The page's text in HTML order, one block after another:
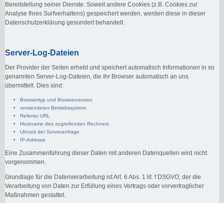
Bereitstellung seiner Dienste. Soweit andere Cookies (z.B. Cookies zur
Analyse Ihres Surfverhaltens) gespeichert werden, werden diese in dieser
Datenschutzerklärung gesondert behandelt.
Server-Log-Dateien
Der Provider der Seiten erhebt und speichert automatisch Informationen in so
genannten Server-Log-Dateien, die Ihr Browser automatisch an uns
übermittelt. Dies sind:
Browsertyp und Browserversion
verwendetes Betriebssystem
Referrer URL
Hostname des zugreifenden Rechners
Uhrzeit der Serveranfrage
IP-Adresse
Eine Zusammenführung dieser Daten mit anderen Datenquellen wird nicht
vorgenommen.
Grundlage für die Datenverarbeitung ist Art. 6 Abs. 1 lit. f DSGVO, der die
Verarbeitung von Daten zur Erfüllung eines Vertrags oder vorvertraglicher
Maßnahmen gestattet.